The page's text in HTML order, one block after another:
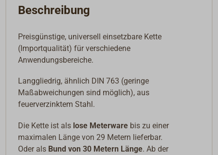
Beschreibung
Preisgünstige, universell einsetzbare Kette
(Importqualität) für verschiedene
Anwendungsbereiche.
Langgliedrig, ähnlich DIN 763 (geringe
Maßabweichungen sind möglich), aus
feuerverzinktem Stahl.
Die Kette ist als lose Meterware bis zu einer
maximalen Länge von 29 Metern lieferbar.
Oder als Bund von 30 Metern Länge. Ab der